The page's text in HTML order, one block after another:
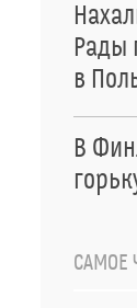
Рады
в
В
САМОЕ